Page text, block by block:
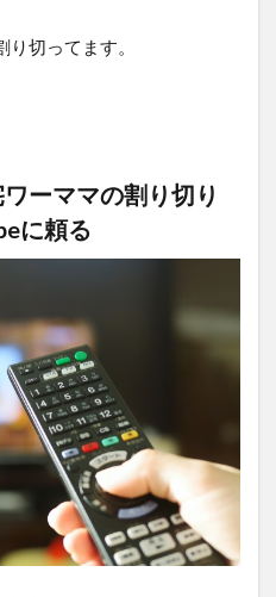
切ってます。
ワーママの割り切り
に頼る